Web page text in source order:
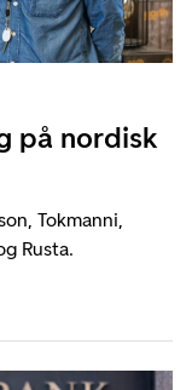
på nordisk
Tokmanni,
Rusta.